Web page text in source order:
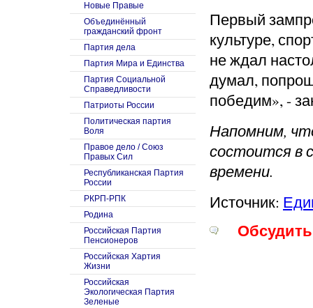
Первый
культуре,
не ждал
думал,
победим», -
Напомним,
состоится в
времени.
Источник:
Новые Правые
Объединённый
гражданский фронт
Партия дела
Партия Мира и Единства
Партия Социальной
Справедливости
Патриоты России
Политическая партия
Воля
Правое дело / Союз
Правых Сил
Республиканская Партия
России
РКРП-РПК
Родина
Российская Партия
Пенсионеров
Российская Хартия
Жизни
Российская
Экологическая Партия
Зеленые